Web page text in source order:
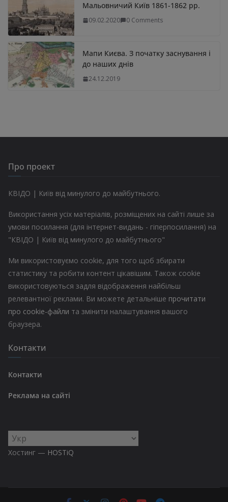
Мальовничий Київ 1861-1862 рр.
09.02.2020 0 Comments
Мапи Києва. З початку заснування і
до наших днів
24.12.2019
Про проект
КВІДО | Київ від минулого до майбутнього.
Використання усіх матеріалів, розміщених на сайті лише за
умови посилання (для інтернет-видань - гіперпосилання) на
"КВІДО | Київ від минулого до майбутнього"
Ми використовуємо cookie, для того щоб збирати
статистику та робити контент цікавішим. Також cookie
використовуються задля відображення найбільш
релевантної реклами. Ви можете детальніше прочитати
про cookie-файли та змінити налаштування вашого
браузера.
Контакти
Контакти
Реклама на сайті
Вибрати
мову
Хостинг — HOSTiQ